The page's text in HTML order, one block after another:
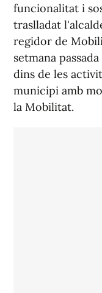
funcionalitat i
traslladat
regidor de
setmana
dins de les
municipi amb
la Mobilitat.